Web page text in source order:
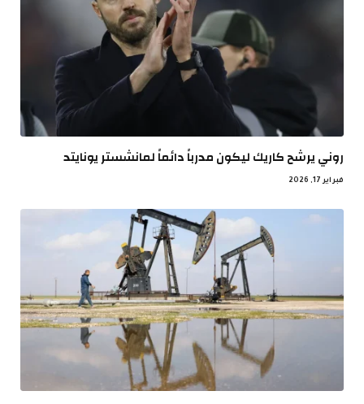
روني يرشح كاريك ليكون مدرباً دائماً لمانشستر يونايتد
فبراير 17, 2026